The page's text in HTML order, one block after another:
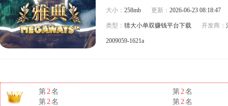
大小：258mb 更新：2026-06-23 08:18:47
类型：猜大小单双赚钱平台下载 开发商：
2009059-1621a
第2名 第2名
第2名 第2名